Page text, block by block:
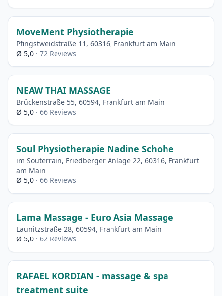
MoveMent Physiotherapie
Pfingstweidstraße 11, 60316, Frankfurt am Main
Ø 5,0 · 72 Reviews
NEAW THAI MASSAGE
Brückenstraße 55, 60594, Frankfurt am Main
Ø 5,0 · 66 Reviews
Soul Physiotherapie Nadine Schohe
im Souterrain, Friedberger Anlage 22, 60316, Frankfurt
am Main
Ø 5,0 · 66 Reviews
Lama Massage - Euro Asia Massage
Launitzstraße 28, 60594, Frankfurt am Main
Ø 5,0 · 62 Reviews
RAFAEL KORDIAN - massage & spa
treatment suite